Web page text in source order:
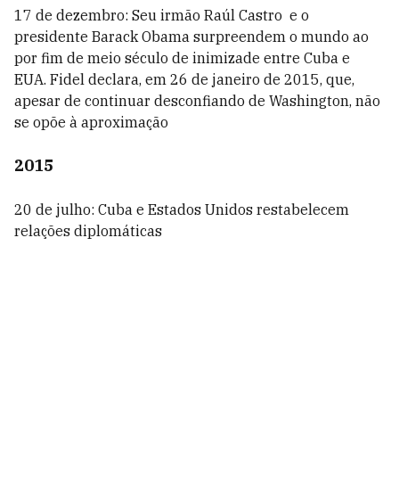
17 de dezembro: Seu irmão Raúl Castro e o
presidente Barack Obama surpreendem o mundo ao
por fim de meio século de inimizade entre Cuba e
EUA. Fidel declara, em 26 de janeiro de 2015, que,
apesar de continuar desconfiando de Washington, não
se opõe à aproximação
2015
20 de julho: Cuba e Estados Unidos restabelecem
relações diplomáticas